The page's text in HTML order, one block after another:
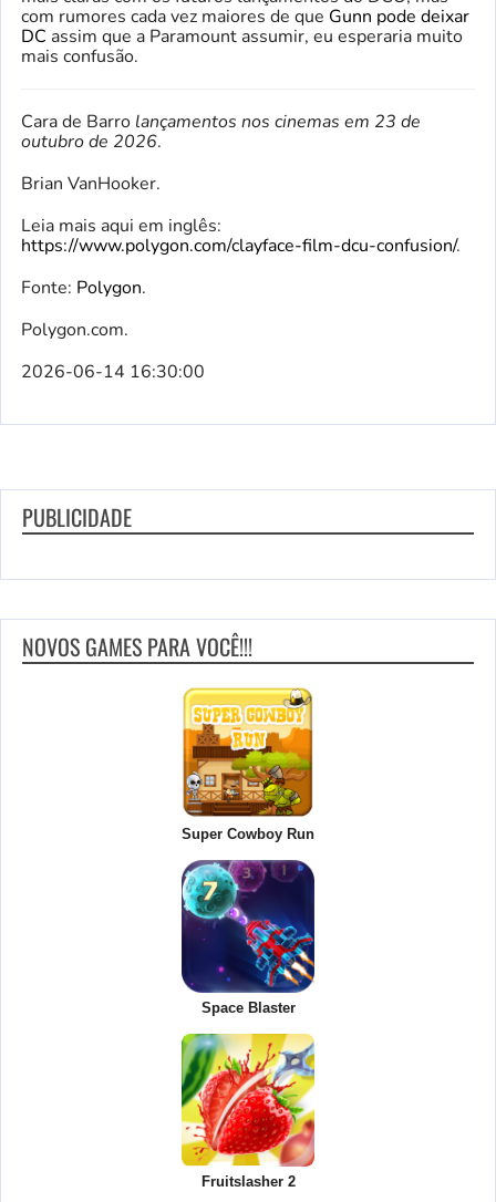
com rumores cada vez maiores de que Gunn pode deixar
DC assim que a Paramount assumir, eu esperaria muito
mais confusão.
Cara de Barro lançamentos nos cinemas em 23 de
outubro de 2026.
Brian VanHooker.
Leia mais aqui em inglês:
https://www.polygon.com/clayface-film-dcu-confusion/.
Fonte: Polygon.
Polygon.com.
2026-06-14 16:30:00
PUBLICIDADE
NOVOS GAMES PARA VOCÊ!!!
Super Cowboy Run
Space Blaster
Fruitslasher 2